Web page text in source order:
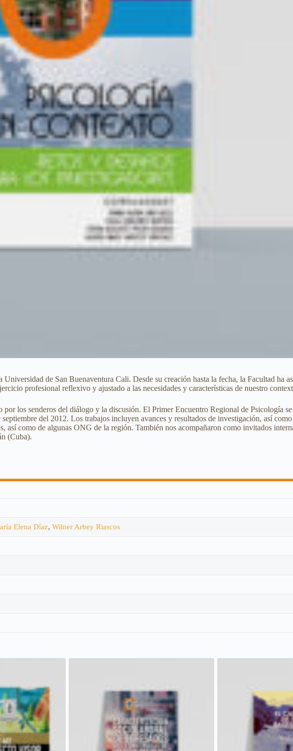
de San Buenaventura Cali. Desde su creación hasta la fecha, la Facultad ha
profesional reflexivo y ajustado a las necesidades y características de nuestro
por los senderos del diálogo y la discusión. El Primer Encuentro Regional de Psicología
del 2012. Los trabajos incluyen avances y resultados de investigación, así
como de algunas ONG de la región. También nos acompañaron como invitados
(Cuba).
Elena Díaz, Wilner Arbey Riascos